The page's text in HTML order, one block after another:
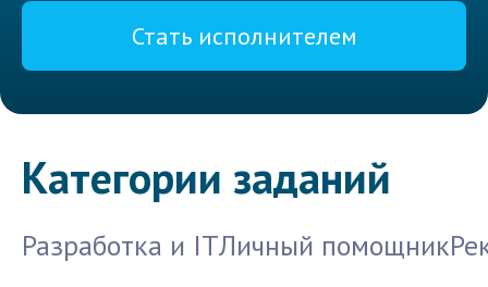
Стать исполнителем
Категории заданий
Разработка и ITЛичный помощник